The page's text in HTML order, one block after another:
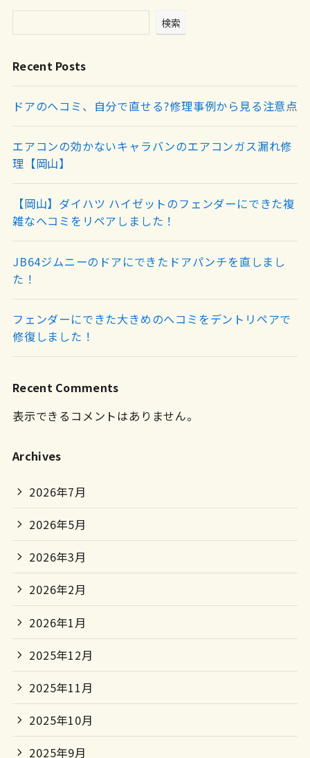
検索
Recent Posts
ドアのヘコミ、自分で直せる?修理事例から見る注意点
エアコンの効かないキャラバンのエアコンガス漏れ修
理【岡山】
【岡山】ダイハツ ハイゼットのフェンダーにできた複
雑なヘコミをリペアしました！
JB64ジムニーのドアにできたドアパンチを直しまし
た！
フェンダーにできた大きめのヘコミをデントリペアで
修復しました！
Recent Comments
表示できるコメントはありません。
Archives
2026年7月
2026年5月
2026年3月
2026年2月
2026年1月
2025年12月
2025年11月
2025年10月
2025年9月